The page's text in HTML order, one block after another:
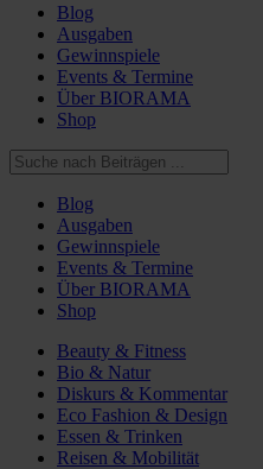
Blog
Ausgaben
Gewinnspiele
Events & Termine
Über BIORAMA
Shop
Blog
Ausgaben
Gewinnspiele
Events & Termine
Über BIORAMA
Shop
Beauty & Fitness
Bio & Natur
Diskurs & Kommentar
Eco Fashion & Design
Essen & Trinken
Reisen & Mobilität